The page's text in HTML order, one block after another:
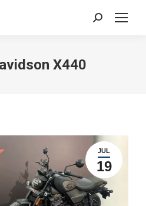
Search:
X440
JUL
19